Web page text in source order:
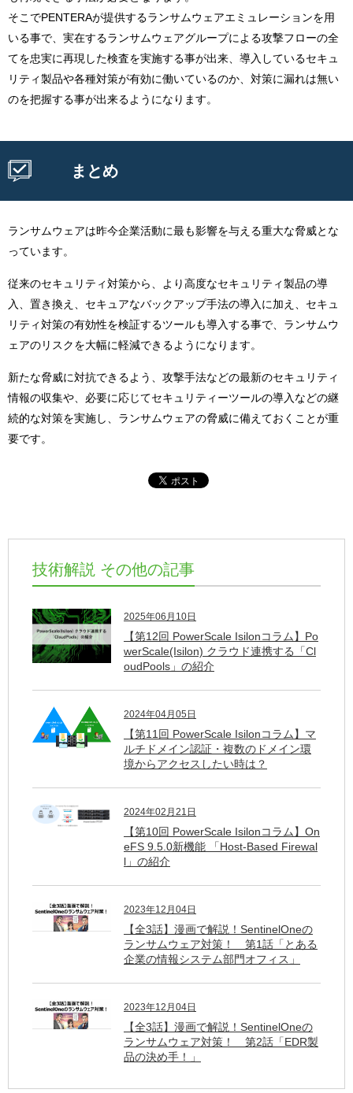
そこでPENTERAが提供するランサムウェアエミュレーションを用
いる事で、実在するランサムウェアグループによる攻撃フローの全
てを忠実に再現した検査を実施する事が出来、導入しているセキュ
リティ製品や各種対策が有効に働いているのか、対策に漏れは無い
のを把握する事が出来るようになります。
まとめ
ランサムウェアは昨今企業活動に最も影響を与える重大な脅威とな
っています。
従来のセキュリティ対策から、より高度なセキュリティ製品の導
入、置き換え、セキュアなバックアップ手法の導入に加え、セキュ
リティ対策の有効性を検証するツールも導入する事で、ランサムウ
ェアのリスクを大幅に軽減できるようになります。
新たな脅威に対抗できるよう、攻撃手法などの最新のセキュリティ
情報の収集や、必要に応じてセキュリティーツールの導入などの継
続的な対策を実施し、ランサムウェアの脅威に備えておくことが重
要です。
技術解説 その他の記事
2025年06月10日
【第12回 PowerScale Isilonコラム】Po
werScale(Isilon) クラウド連携する「Cl
oudPools」の紹介
2024年04月05日
【第11回 PowerScale Isilonコラム】マ
ルチドメイン認証・複数のドメイン環
境からアクセスしたい時は？
2024年02月21日
【第10回 PowerScale Isilonコラム】On
eFS 9.5.0新機能 「Host-Based Firewal
l」の紹介
2023年12月04日
【全3話】漫画で解説！SentinelOneの
ランサムウェア対策！ 第1話「とある
企業の情報システム部門オフィス」
2023年12月04日
【全3話】漫画で解説！SentinelOneの
ランサムウェア対策！ 第2話「EDR製
品の決め手！」